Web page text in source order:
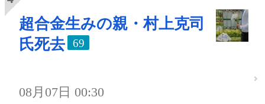
超合金生みの親・村上克司
氏死去
69
08月07日 00:30